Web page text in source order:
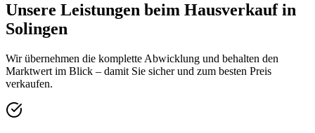
Unsere Leistungen beim Hausverkauf in
Solingen
Wir übernehmen die komplette Abwicklung und behalten den
Marktwert im Blick – damit Sie sicher und zum besten Preis
verkaufen.